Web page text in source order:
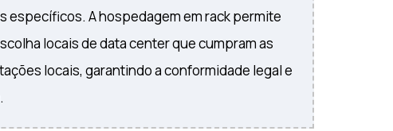
específicos. A hospedagem em rack permite
locais de data center que cumpram as
locais, garantindo a conformidade legal e